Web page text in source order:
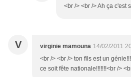
<br /> <br /> Ah ça c'est
V virginie mamouna 14/02/2011
<br /> <br /> ton fils est un
ce soit fête nationale!!!!!!!<br />